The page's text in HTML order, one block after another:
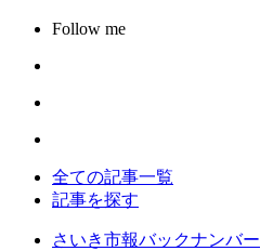
Follow me
全ての記事一覧
記事を探す
さいき市報バックナンバー